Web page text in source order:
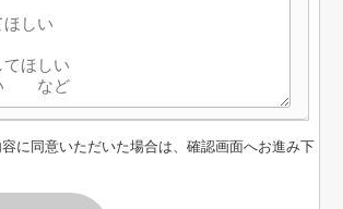
に同意いただいた場合は、確認画面へお進み下